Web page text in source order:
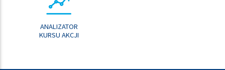
ANALIZATOR
KURSU AKCJI